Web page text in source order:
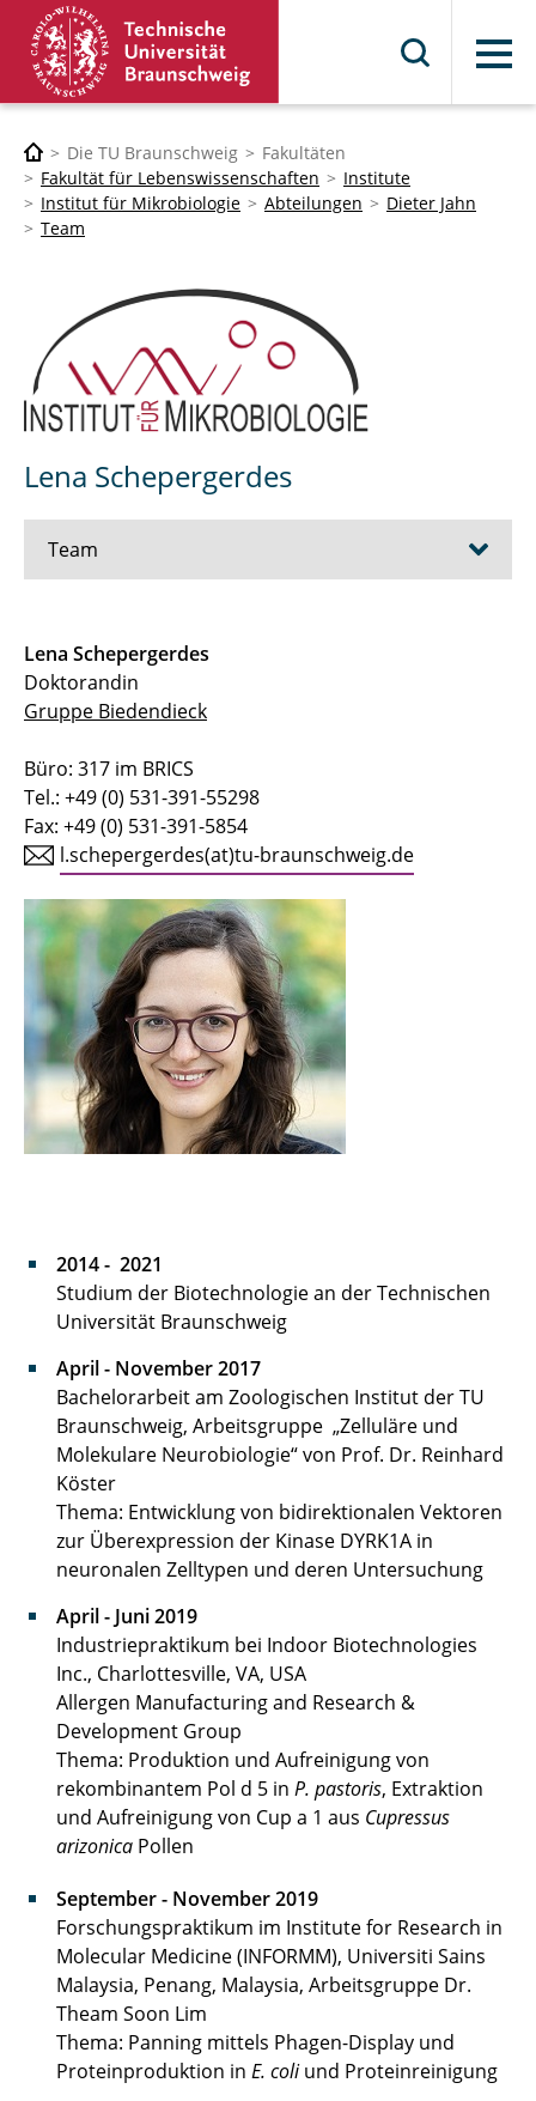
Menü
Die TU Braunschweig
Fakultäten
Fakultät für Lebenswissenschaften
Institute
Institut für Mikrobiologie
Abteilungen
Dieter Jahn
Team
Lena Schepergerdes
Team
Prof. Dr. Rebekka Biedendieck
Dr. Martina Jahn
Dr. Jürgen Moser
Stefan Barthels
Gabriele Günther
Anja Hartmann
Dagmar Rose
Simone Virus
Saskia Pucelik
Lena Schepergerdes
Alona Velynska
Lena Schepergerdes
Doktorandin
Gruppe Biedendieck
Büro: 317 im BRICS
Tel.: +49 (0) 531-391-55298
Fax: +49 (0) 531-391-5854
l.schepergerdes(at)tu-braunschweig.de
2014 - 2021
Studium der Biotechnologie an der Technischen
Universität Braunschweig
April - November 2017
Bachelorarbeit am Zoologischen Institut der TU
Braunschweig, Arbeitsgruppe „Zelluläre und
Molekulare Neurobiologie“ von Prof. Dr. Reinhard
Köster
Thema: Entwicklung von bidirektionalen Vektoren
zur Überexpression der Kinase DYRK1A in
neuronalen Zelltypen und deren Untersuchung
April - Juni 2019
Industriepraktikum bei Indoor Biotechnologies
Inc., Charlottesville, VA, USA
Allergen Manufacturing and Research &
Development Group
Thema: Produktion und Aufreinigung von
rekombinantem Pol d 5 in P. pastoris, Extraktion
und Aufreinigung von Cup a 1 aus Cupressus
arizonica Pollen
September - November 2019
Forschungspraktikum im Institute for Research in
Molecular Medicine (INFORMM), Universiti Sains
Malaysia, Penang, Malaysia, Arbeitsgruppe Dr.
Theam Soon Lim
Thema: Panning mittels Phagen-Display und
Proteinproduktion in E. coliund Proteinreinigung